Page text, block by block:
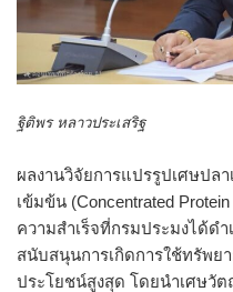
ฐิติพร หลาวประเสริฐ
ผลงานวิจัยการแปรรูปเศษปล
เข้มข้น (Concentrated
ความสำเร็จที่กรมประมงได้ด
สนับสนุนการเกิดการใช้ทรัพย
ประโยชน์สูงสุด โดยนำเศษวั